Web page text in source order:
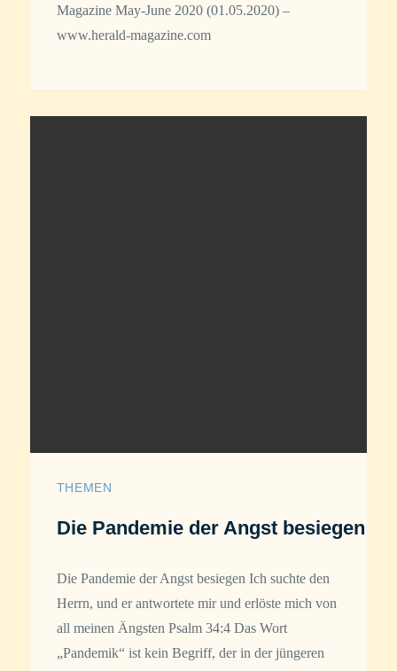
Magazine May-June 2020 (01.05.2020) –
www.herald-magazine.com
THEMEN
Die Pandemie der Angst besiegen
Die Pandemie der Angst besiegen Ich suchte den
Herrn, und er antwortete mir und erlöste mich von
all meinen Ängsten Psalm 34:4 Das Wort
„Pandemik“ ist kein Begriff, der in der jüngeren